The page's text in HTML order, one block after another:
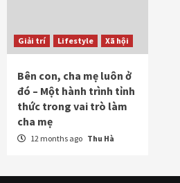
Giải trí Lifestyle Xã hội
Bên con, cha mẹ luôn ở
đó – Một hành trình tỉnh
thức trong vai trò làm
cha mẹ
12 months ago Thu Hà